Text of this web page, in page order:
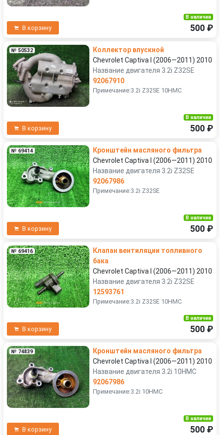
В корзину
В наличии
500 ₽
№ 50532
Коллектор впускной
Chevrolet Captiva I (2006—2011) 2010
Название двигателя 3.2i Z32SE
92067910
Примечание:3.2i Z32SE 10HMC
В корзину
В наличии
500 ₽
№ 69414
Кронштейн масляного фильтра
Chevrolet Captiva I (2006—2011) 2010
Название двигателя 3.2i Z32SE
92067986
Примечание:3.2i Z32SE
В корзину
В наличии
500 ₽
№ 69416
Клапан вентиляции топливного
бака
Chevrolet Captiva I (2006—2011) 2010
Название двигателя 3.2i Z32SE
12593761
Примечание:3.2i Z32SE 10HMC
В корзину
В наличии
500 ₽
№ 74839
Кронштейн масляного фильтра
Chevrolet Captiva I (2006—2011) 2010
Название двигателя 3.2i 10HMC
92067986
Примечание:3.2i 10HMC
В корзину
В наличии
500 ₽